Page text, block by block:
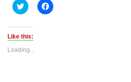
Click
to
(Opens
new
Click
to
Like this:
Loading...